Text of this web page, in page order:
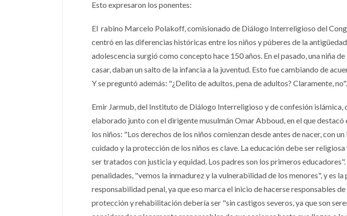
Esto expresaron los ponentes:
El rabino Marcelo Polakoff, comisionado de Diálogo Interreligioso del
centró en las diferencias históricas entre los niños y púberes de la
adolescencia surgió como concepto hace 150 años. En el pasado, una niña
casar, daban un salto de la infancia a la juventud. Esto fue cambiando de
Y se preguntó además: "¿Delito de adultos, pena de adultos? Claramente, no".
Emir Jarmub, del Instituto de Diálogo Interreligioso y de confesión islámica,
elaborado junto con el dirigente musulmán Omar Abboud, en el que destacó
los niños: "Los derechos de los niños comienzan desde antes de nacer, con
cuidado y la protección de los niños es clave. La educación debe ser
ser tratados con justicia y equidad. Los padres son los primeros
penalidades, "vemos la inmadurez y la vulnerabilidad de los menores", y es
responsabilidad penal, ya que eso marca el inicio de hacerse responsables
protección y rehabilitación debería ser "sin castigos severos, ya que son